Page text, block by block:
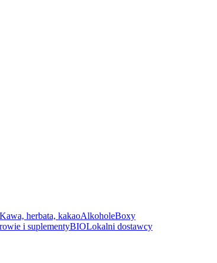
Kawa, herbata, kakaoAlkoholeBoxy
i suplementyBIOLokalni dostawcy